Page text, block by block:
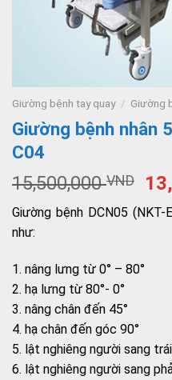
Giường bệnh tay quay / Giường
Giường bệnh nhân
C04
15,500,000VND
Giường bệnh DCN05
như:
1. nâng lưng từ 0° – 80°
2. hạ lưng từ 80°- 0°
3. nâng chân đến 45°
4. hạ chân đến góc 90°
5. lật nghiêng người sang
6. lật nghiêng người sang